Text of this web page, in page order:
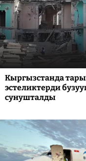
Кыргызстанда
эстеликтерди
сунушталды